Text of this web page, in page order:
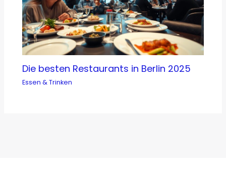
Die besten Restaurants in Berlin 2025
Essen & Trinken